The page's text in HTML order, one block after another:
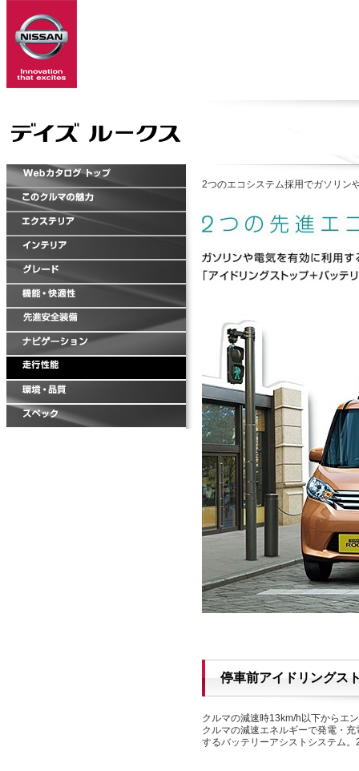
2つのエコシステム採用でガソリン
停車前アイドリングス
クルマの減速時13km/h以下からエ
クルマの減速エネルギーで発電・
するバッテリーアシストシステム